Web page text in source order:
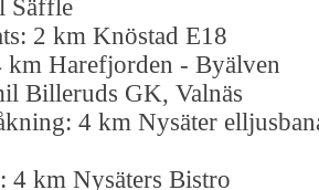
Säffle
2 km Knöstad E18
km Harefjorden - Byälven
Billeruds GK, Valnäs
4 km Nysäter
4 km Nysäters Bistro